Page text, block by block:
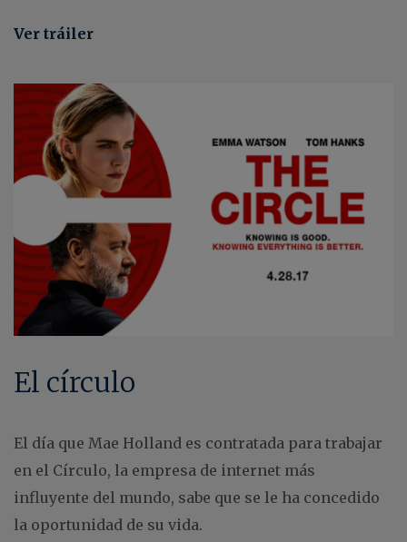
Ver tráiler
El círculo
El día que Mae Holland es contratada para trabajar
en el Círculo, la empresa de internet más
influyente del mundo, sabe que se le ha concedido
la oportunidad de su vida.